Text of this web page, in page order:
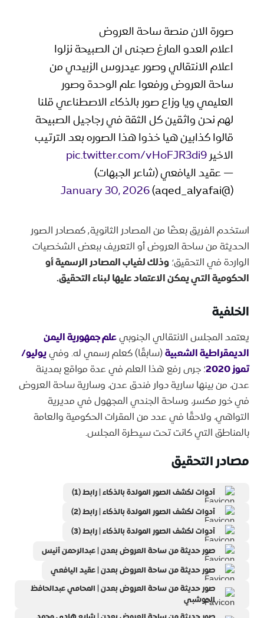
صورة الان منصة ساحة العروض
اعلام العدو المارغ صجنى ان الصبيحة نزلوا
اعلام الانتقالي وصور عيدروس الزبيدي من
ساحة العروض ورفعوا علم الوحدة وصور
العليمي ويا وزاع صور بالذكاء الاصطناعي قلنا
لهم نحن واثقين كل الثقة في رجاجيل الصبيحة
قالوا كذابين هيا خذوا هذا الصوره بعد الترتيب
الاخيرpic.twitter.com/vHoFJR3di9
— عقيد اليافعي (شاعر الجبهات)
(@aqed_alyafai)
January 30, 2026
استخدم الفريق بعضًا من المصادر الثانوية٬ كمصادر الصور
الحديثة من ساحة العروض أو التعريف ببعض الشخصيات
الواردة في التحقيق؛وذلك لغياب المصادر الرسمية أو
الحكومية التي يمكن الاعتماد عليها لبناء التحقيق.
الخلفية
يعتمد المجلس الانتقالي الجنوبيعلم جمهورية اليمن
الديمقراطية الشعبية(سابقًا) كعلم رسمي له. وفييوليو/
تموز 2020
؛ جرى رفع هذا العلم في عدة مواقع بمدينة
عدن، من بينها سارية دوار فندق عدن، وسارية ساحة العروض
في خور مكسر، وساحة الجندي المجهول في مديرية
التواهي، ولاحقًا في عدد من المقرات الحكومية والعامة
بالمناطق التي كانت تحت سيطرة المجلس.
مصادر التحقيق
أدوات لكشف الصور المولدة بالذكاء | رابط (1)
أدوات لكشف الصور المولدة بالذكاء | رابط (2)
أدوات لكشف الصور المولدة بالذكاء | رابط (3)
صور حديثة من ساحة العروض بعدن | عبدالرحمن أنيس
صور حديثة من ساحة العروض بعدن | عقيد اليافعي
صور حديثة من ساحة العروض بعدن | المحامي عبدالحافظ
الحوشبي